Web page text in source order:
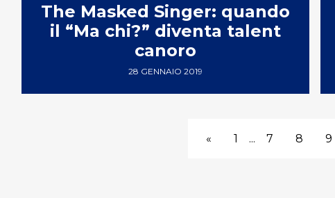
The Masked Singer: quando
il “Ma chi?” diventa talent
canoro
28 GENNAIO 2019
« 1 ... 7 8 9